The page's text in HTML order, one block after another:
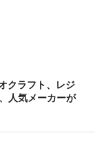
クラフト、レジ
人気メーカーが